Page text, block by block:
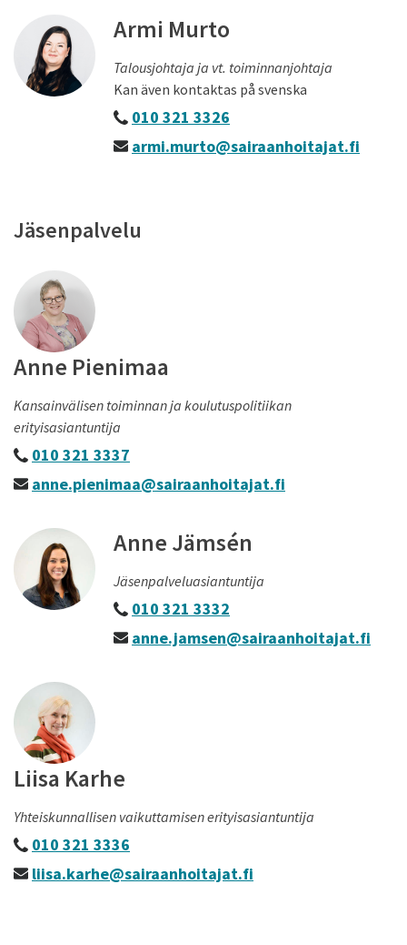
Armi Murto
Talousjohtaja ja vt. toiminnanjohtaja
Kan även kontaktas på svenska
010 321 3326
armi.murto@sairaanhoitajat.fi
Jäsenpalvelu
Anne Pienimaa
Kansainvälisen toiminnan ja koulutuspolitiikan
erityisasiantuntija
010 321 3337
anne.pienimaa@sairaanhoitajat.fi
Anne Jämsén
Jäsenpalveluasiantuntija
010 321 3332
anne.jamsen@sairaanhoitajat.fi
Liisa Karhe
Yhteiskunnallisen vaikuttamisen erityisasiantuntija
010 321 3336
liisa.karhe@sairaanhoitajat.fi